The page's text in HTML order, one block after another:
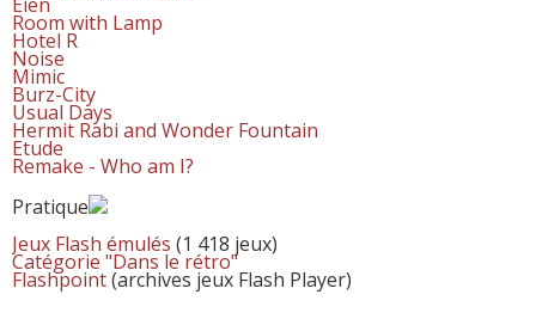
Room with Lamp
Hotel R
Noise
Mimic
Burz-City
Usual Days
Hermit Rabi and Wonder Fountain
Etude
Remake - Who am I?
Pratique
Jeux Flash émulés (1 418 jeux)
Catégorie "Dans le rétro"
Flashpoint(archives jeux Flash Player)